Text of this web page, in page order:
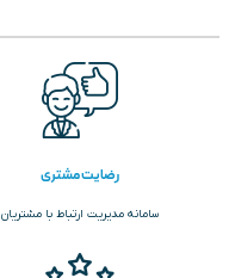
رضایت مشتری
سامانه مدیریت ارتباط با مشتریان